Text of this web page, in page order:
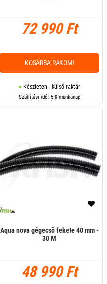
72 990 Ft
Készleten - külső raktár
Szállítási idő: 5-9 munkanap
KOSÁRBA RAKOM!
Aqua nova gégecső fekete 40 mm -
30 M
48 990 Ft